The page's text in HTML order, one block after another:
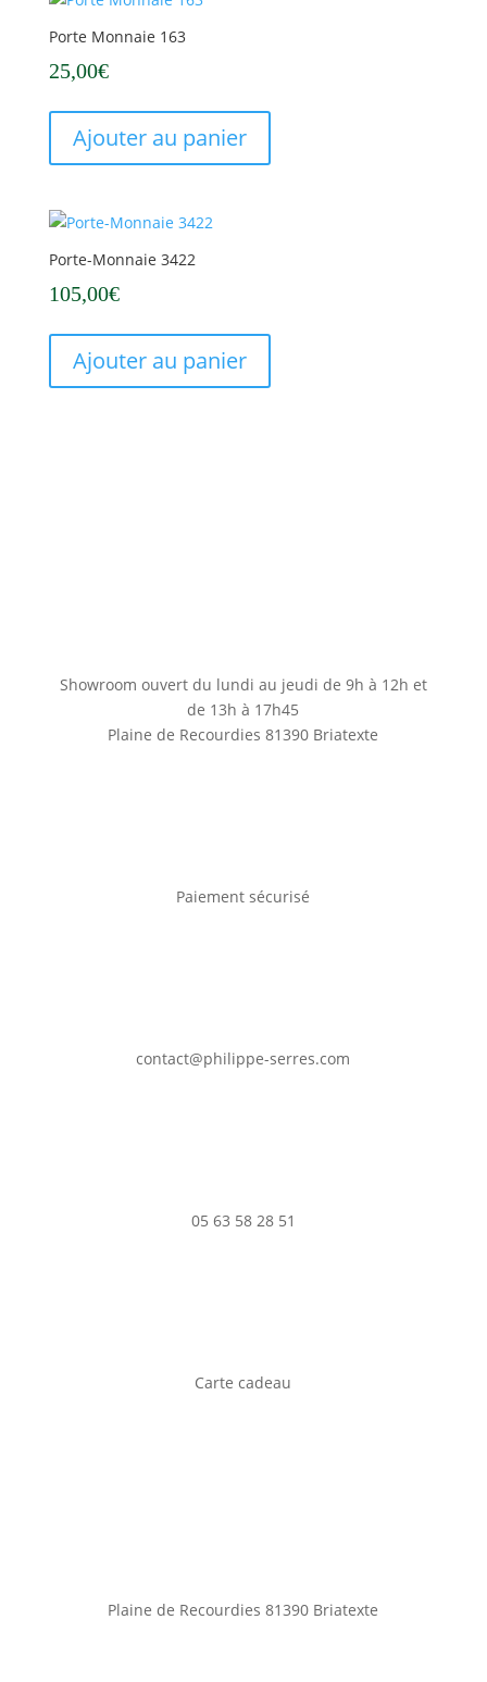
Porte Monnaie 163
25,00€
Ajouter au panier
Porte-Monnaie 3422
105,00€
Ajouter au panier
Showroom ouvert du lundi au jeudi de 9h à 12h et
de 13h à 17h45
Plaine de Recourdies81390 Briatexte
Paiement sécurisé
contact@philippe-serres.com
05 63 58 28 51
Carte cadeau
Plaine de Recourdies81390 Briatexte